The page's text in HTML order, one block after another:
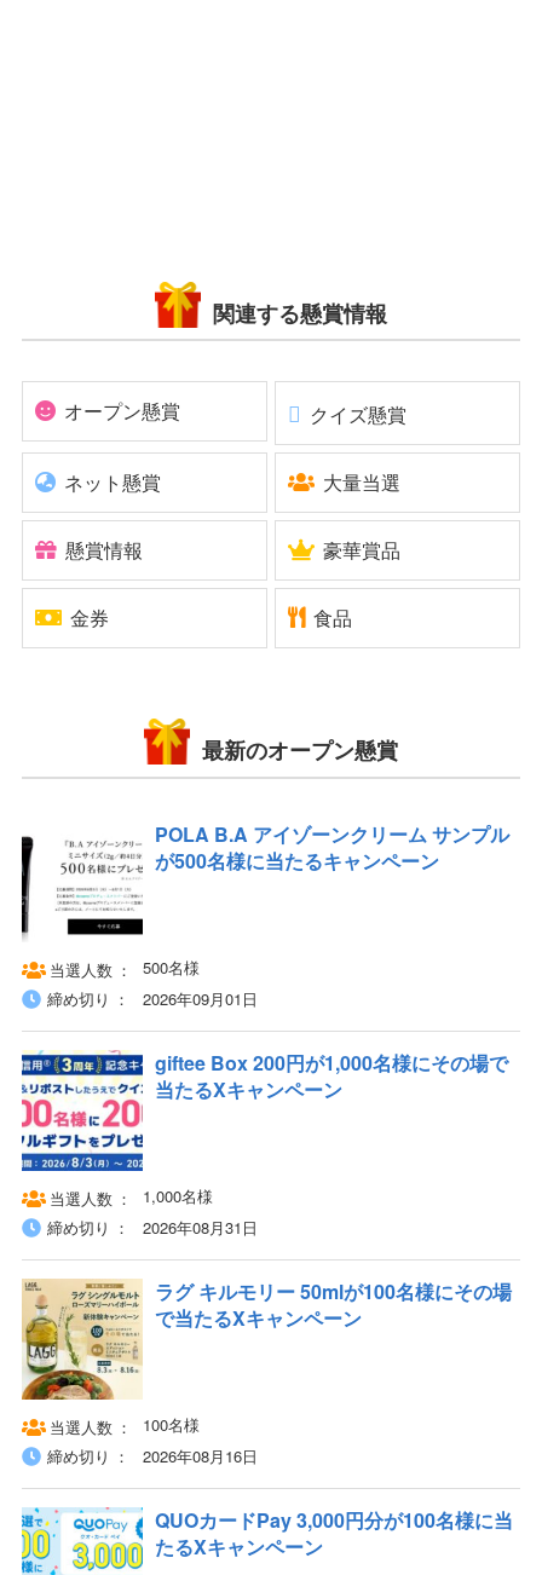
関連する懸賞情報
オープン懸賞 クイズ懸賞
ネット懸賞 大量当選
懸賞情報 豪華賞品
金券 食品
最新のオープン懸賞
POLA B.A アイゾーンクリーム サンプル
が500名様に当たるキャンペーン
当選人数
500名様
締め切り
2026年09月01日
giftee Box 200円が1,000名様にその場で
当たるXキャンペーン
当選人数
1,000名様
締め切り
2026年08月31日
ラグ キルモリー 50mlが100名様にその場
で当たるXキャンペーン
当選人数
100名様
締め切り
2026年08月16日
QUOカードPay 3,000円分が100名様に当
たるXキャンペーン